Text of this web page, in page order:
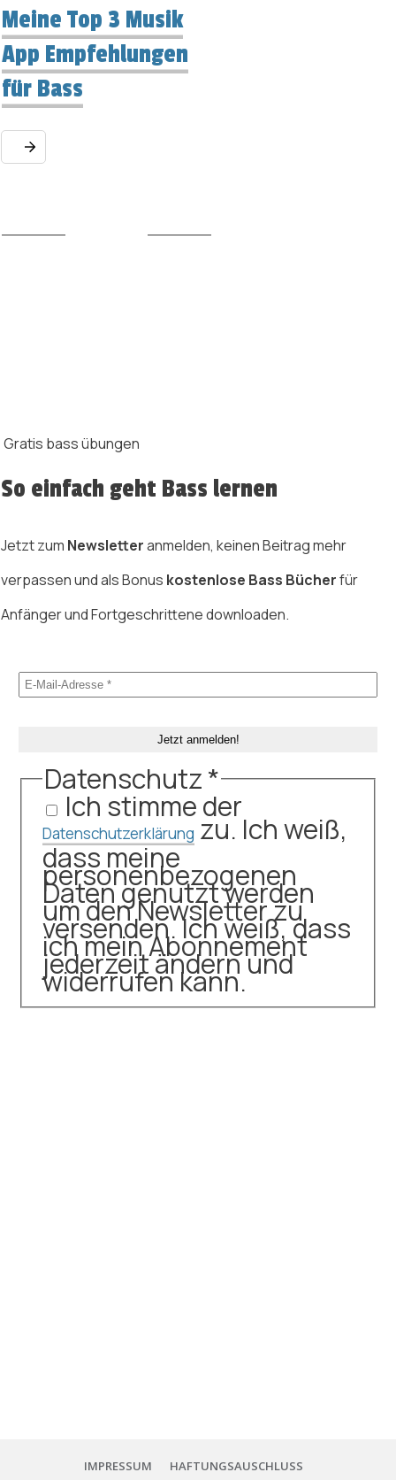
Meine Top 3 Musik
App Empfehlungen
für Bass
Gratis bass übungen
So einfach geht Bass lernen
Jetzt zum Newsletteranmelden, keinen Beitrag mehr
verpassen und als Bonus kostenlose Bass Bücherfür
Anfänger und Fortgeschrittene downloaden.
Datenschutz*
Ich stimme der
Datenschutzerklärung zu. Ich weiß,
dass meine
personenbezogenen
Daten genutzt werden
um den Newsletter zu
versenden. Ich weiß, dass
ich mein Abonnement
jederzeit ändern und
widerrufen kann.
IMPRESSUM HAFTUNGSAUSCHLUSS